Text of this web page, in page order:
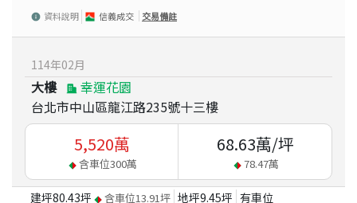
資料說明 信義成交 交易備註
114年02月
大樓
幸運花園
台北市中山區龍江路235號十三樓
5,520萬
含車位300萬
68.63萬/坪
78.47萬
建坪80.43坪 含車位13.91坪 地坪9.45坪 有車位